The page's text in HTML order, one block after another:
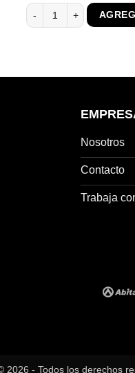
(Blanco) cantidad
original
era:
$ 5.350.
es:
$ 3.478.
Ropero Placard Modular
Nosotros
Contacto
Trabaja
2026 - Todos los derechos